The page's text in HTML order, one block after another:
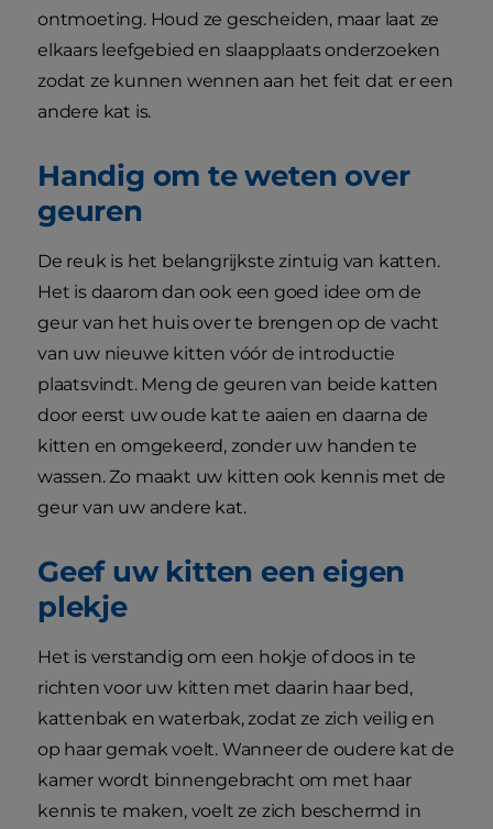
ontmoeting. Houd ze gescheiden, maar laat ze
elkaars leefgebied en slaapplaats onderzoeken
zodat ze kunnen wennen aan het feit dat er een
andere kat is.
Handig om te weten over
geuren
De reuk is het belangrijkste zintuig van katten.
Het is daarom dan ook een goed idee om de
geur van het huis over te brengen op de vacht
van uw nieuwe kitten vóór de introductie
plaatsvindt. Meng de geuren van beide katten
door eerst uw oude kat te aaien en daarna de
kitten en omgekeerd, zonder uw handen te
wassen. Zo maakt uw kitten ook kennis met de
geur van uw andere kat.
Geef uw kitten een eigen
plekje
Het is verstandig om een hokje of doos in te
richten voor uw kitten met daarin haar bed,
kattenbak en waterbak, zodat ze zich veilig en
op haar gemak voelt. Wanneer de oudere kat de
kamer wordt binnengebracht om met haar
kennis te maken, voelt ze zich beschermd in